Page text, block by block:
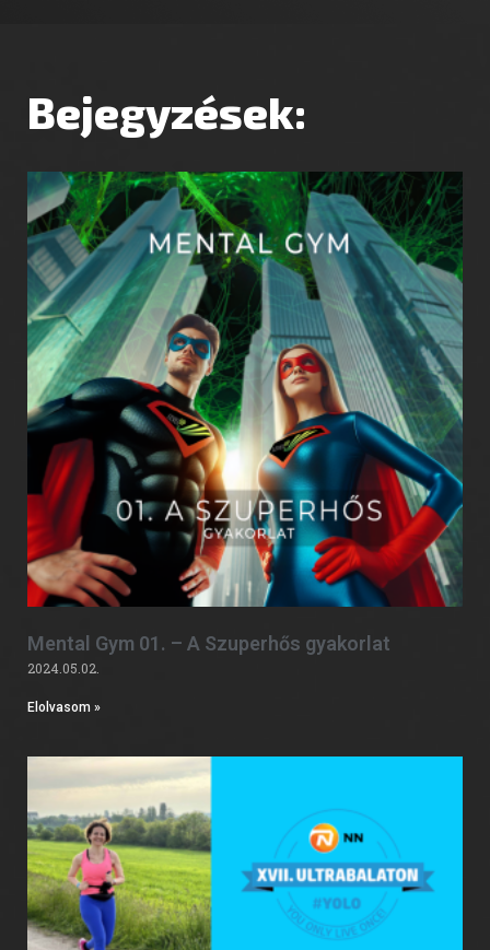
Bejegyzések:
Mental Gym 01. – A Szuperhős gyakorlat
2024.05.02.
Elolvasom »